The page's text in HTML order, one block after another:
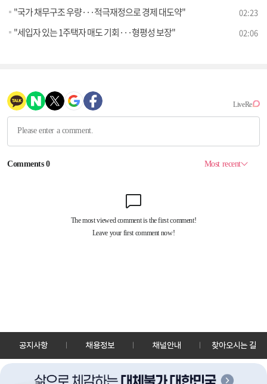
"국가 채무구조 우량···적극재정으로 경제 대도약" 02:23
"세입자 있는 1주택자 매도 기회···형평성 보장" 02:06
공지사항 채용정보 채널안내 찾아오시는 길
30128 세종특별자치시 정부2청사로 13 한국정책방송원 KTV